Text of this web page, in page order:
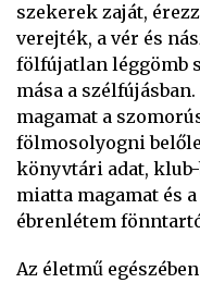
szekerek zaját,
verejték, a vér és
fölfújatlan léggömb
mása a
magamat a
fölmosolyogni
könyvtári adat,
miatta magamat és
ébrenlétem
Az életmű